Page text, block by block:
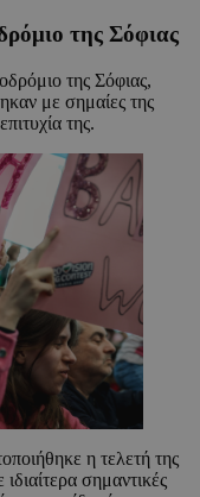
της Σόφιας
της Σόφιας,
με σημαίες της
της.
η τελετή της
σημαντικές